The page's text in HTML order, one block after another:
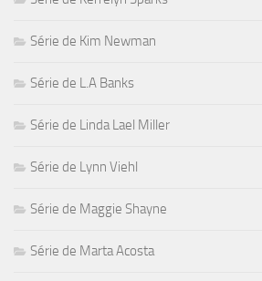
Série de Kim Newman
Série de L.A Banks
Série de Linda Lael Miller
Série de Lynn Viehl
Série de Maggie Shayne
Série de Marta Acosta